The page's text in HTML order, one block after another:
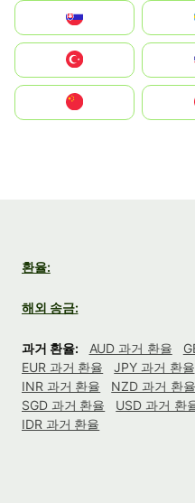
United States
中國香港特別行政區
환율:
해외 송금:
과거 환율: AUD 과거 환율
EUR 과거 환율
JPY 과거 환율
INR 과거 환율
NZD 과거 환율
SGD 과거 환율
USD 과거 환
IDR 과거 환율